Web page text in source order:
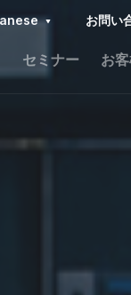
お問い
セミナー お